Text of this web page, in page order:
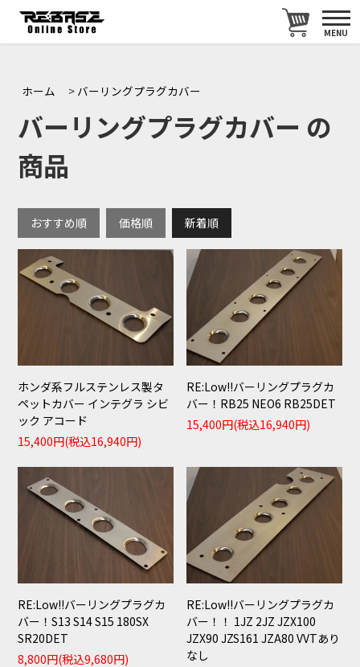
MENU
ホーム > バーリングプラグカバー
バーリングプラグカバー の
商品
おすすめ順 価格順 新着順
ホンダ系フルステンレス製タ
ペットカバー インテグラ シビ
ック アコード
15,400円(税込16,940円)
RE:Low!!バーリングプラグカ
バー！RB25 NEO6 RB25DET
15,400円(税込16,940円)
RE:Low!!バーリングプラグカ
バー！S13 S14 S15 180SX
SR20DET
8,800円(税込9,680円)
RE:Low!!バーリングプラグカ
バー！！ 1JZ 2JZ JZX100
JZX90 JZS161 JZA80 VVTあり
なし